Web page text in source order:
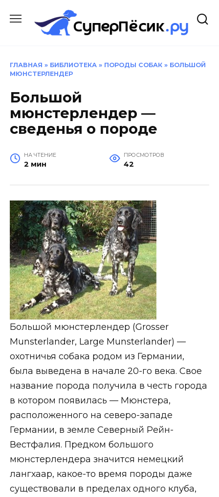
содержанию
ГЛАВНАЯ » БИБЛИОТЕКА » ПОРОДЫ СОБАК » БОЛЬШОЙ
МЮНСТЕРЛЕНДЕР
Большой
мюнстерлендер —
сведенья о породе
НА ЧТЕНИЕ
2 мин
ПРОСМОТРОВ
42
Большой мюнстерлендер (Grosser
Munsterlander, Large Munsterlander) —
охотничья собака родом из Германии,
была выведена в начале 20-го века. Свое
название порода получила в честь города
в котором появилась — Мюнстера,
расположенного на северо-западе
Германии, в земле Северный Рейн-
Вестфалия. Предком большого
мюнстерлендера значится немецкий
лангхаар, какое-то время породы даже
существовали в пределах одного клуба,